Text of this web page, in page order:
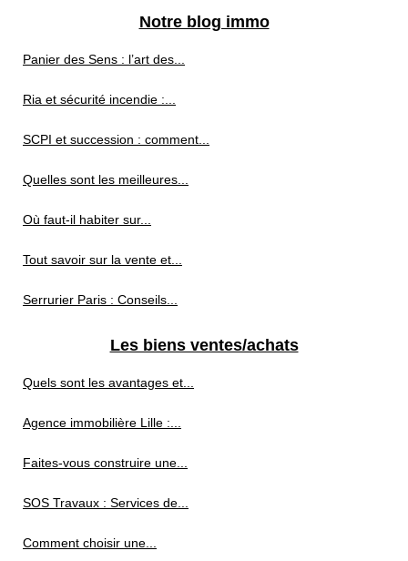
Notre blog immo
Panier des Sens : l’art des...
Ria et sécurité incendie :...
SCPI et succession : comment...
Quelles sont les meilleures...
Où faut-il habiter sur...
Tout savoir sur la vente et...
Serrurier Paris : Conseils...
Les biens ventes/achats
Quels sont les avantages et...
Agence immobilière Lille :...
Faites-vous construire une...
SOS Travaux : Services de...
Comment choisir une...